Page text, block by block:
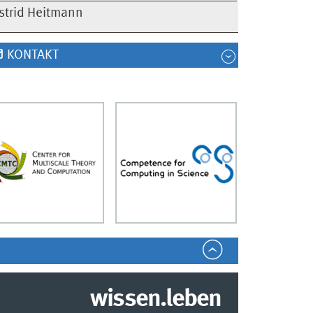
Heitmann
KONTAKT
wissen.leben